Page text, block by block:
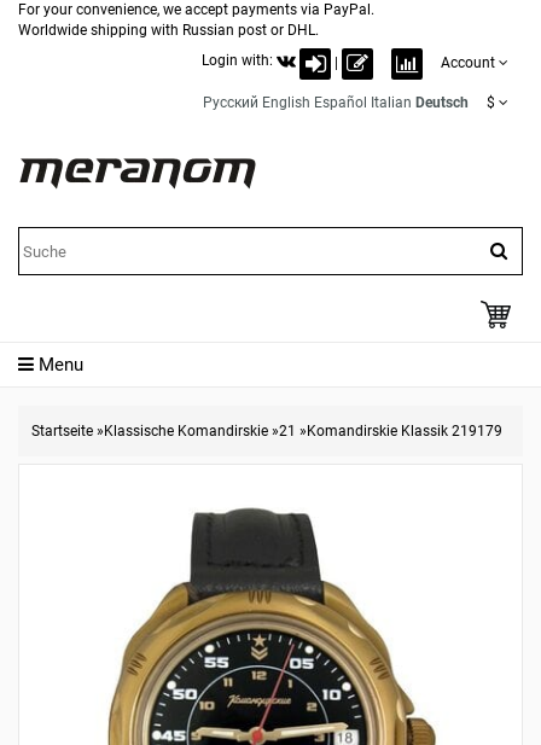
For your convenience, we accept payments via PayPal.
Worldwide shipping with Russian post or DHL.
Login with:
Account
Русский English Español Italian Deutsch $
Menu
Startseite » Klassische Komandirskie »21 » Komandirskie Klassik 219179